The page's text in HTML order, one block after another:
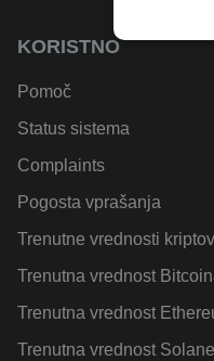
KORISTNO
Pomoč
Status sistema
Complaints
Pogosta vprašanja
Trenutne vrednosti
Trenutna vrednost
Trenutna vrednost
Trenutna vrednost Solane